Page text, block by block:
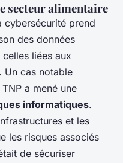
secteur alimentaire
cybersécurité prend
des données
liées aux
Un cas notable
a mené une
informatiques.
et les
les risques associés
de sécuriser